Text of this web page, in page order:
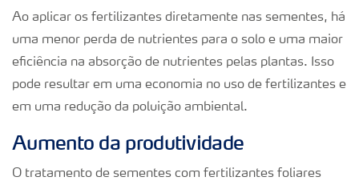
Ao aplicar os fertilizantes diretamente nas sementes, há
uma menor perda de nutrientes para o solo e uma maior
eficiência na absorção de nutrientes pelas plantas. Isso
pode resultar em uma economia no uso de fertilizantes e
em uma redução da poluição ambiental.
Aumento da produtividade
O tratamento de sementes com fertilizantes foliares